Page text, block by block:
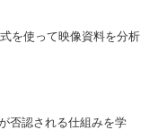
を使って映像資料を分析
否認される仕組みを学